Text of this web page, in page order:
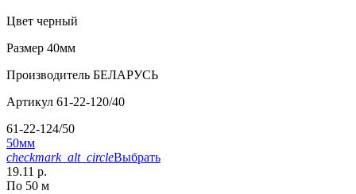
Цвет черный
Размер 40мм
Производитель БЕЛАРУСЬ
Артикул 61-22-120/40
61-22-124/50
50мм
checkmark_alt_circleВыбрать
19.11 р.
По 50 м